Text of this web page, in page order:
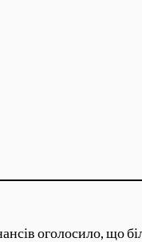
оголосило, що